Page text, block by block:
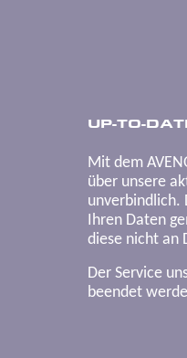
UP-TO-
Mit dem
über unsere
unverbindlich.
Ihren Daten
diese nicht an
Der Service
beendet